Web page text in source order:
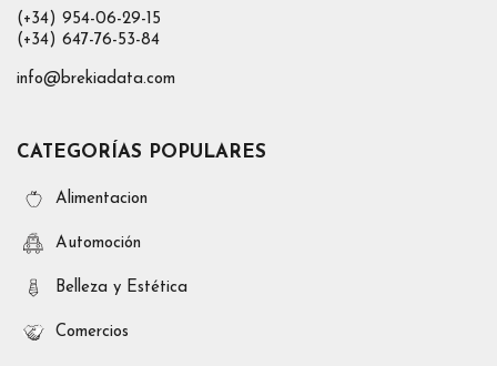
(+34) 954-06-29-15
(+34) 647-76-53-84
info@brekiadata.com
CATEGORÍAS POPULARES
Alimentacion
Automoción
Belleza y Estética
Comercios